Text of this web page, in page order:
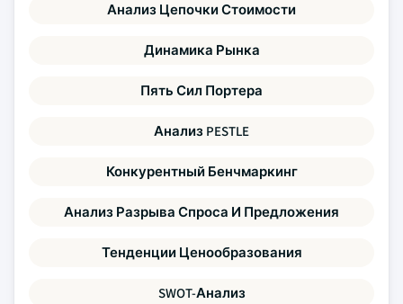
Анализ Цепочки Стоимости
Динамика Рынка
Пять Сил Портера
Анализ PESTLE
Конкурентный Бенчмаркинг
Анализ Разрыва Спроса И Предложения
Тенденции Ценообразования
SWOT-Анализ